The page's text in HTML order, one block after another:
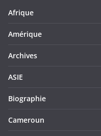
Afrique
Amérique
Archives
ASIE
Biographie
Cameroun